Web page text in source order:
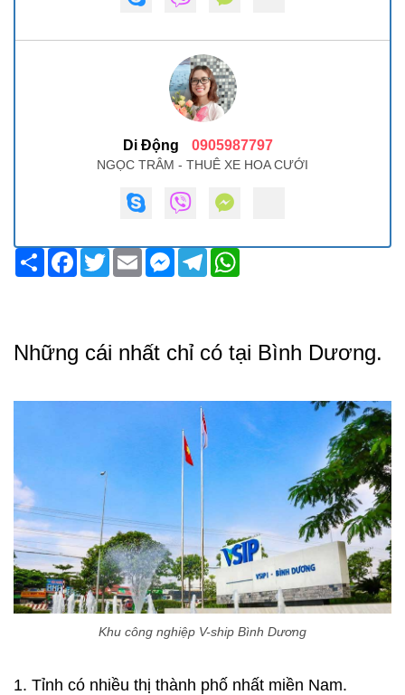
Di Động 0905987797
NGỌC TRÂM - THUÊ XE HOA CƯỚI
Share Facebook
TwitterEmail Messenger
Telegram
Những cái nhất chỉ có tại Bình Dương.
Khu công nghiệp V-ship Bình Dương
1. Tỉnh có nhiều thị thành phố nhất miền Nam.